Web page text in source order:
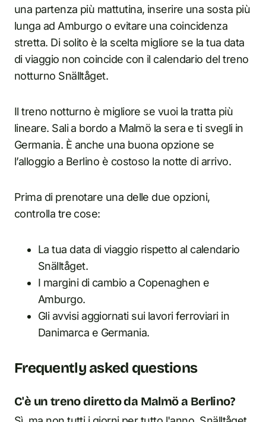
una partenza più mattutina, inserire una sosta più
lunga ad Amburgo o evitare una coincidenza
stretta. Di solito è la scelta migliore se la tua data
di viaggio non coincide con il calendario del treno
notturno Snälltåget.
Il treno notturno è migliore se vuoi la tratta più
lineare. Sali a bordo a Malmö la sera e ti svegli in
Germania. È anche una buona opzione se
l’alloggio a Berlino è costoso la notte di arrivo.
Prima di prenotare una delle due opzioni,
controlla tre cose:
La tua data di viaggio rispetto al calendario
Snälltåget.
I margini di cambio a Copenaghen e
Amburgo.
Gli avvisi aggiornati sui lavori ferroviari in
Danimarca e Germania.
Frequently asked questions
C'è un treno diretto da Malmö a Berlino?